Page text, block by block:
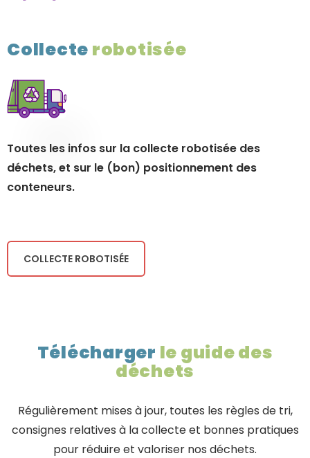
Collecte robotisée
Toutes les infos sur la collecte robotisée des
déchets, et sur le (bon) positionnement des
conteneurs.
COLLECTE ROBOTISÉE
Télécharger le guide des
déchets
Régulièrement mises à jour, toutes les règles de tri,
consignes relatives à la collecte et bonnes pratiques
pour réduire et valoriser nos déchets.